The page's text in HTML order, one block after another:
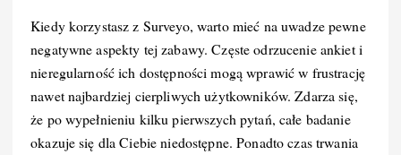
Kiedy korzystasz z Surveyo, warto mieć na uwadze pewne
negatywne aspekty tej zabawy. Częste odrzucenie ankiet i
nieregularność ich dostępności mogą wprawić w frustrację
nawet najbardziej cierpliwych użytkowników. Zdarza się,
że po wypełnieniu kilku pierwszych pytań, całe badanie
okazuje się dla Ciebie niedostępne. Ponadto czas trwania